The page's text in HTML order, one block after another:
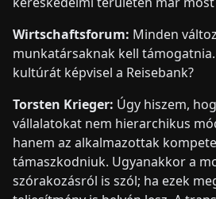
Wirtschaftsforum: Minden
munkatársaknak kell
kultúrát képvisel a Reisebank?
Torsten Krieger: Úgy hiszem,
vállalatokat nem hierarchikus
hanem az alkalmazottak
támaszkodniuk. Ugyanakkor a
szórakozásról is szól; ha ezek